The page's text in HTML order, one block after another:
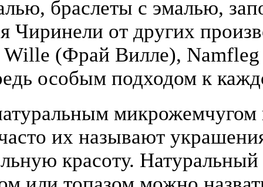
браслеты с эмалью,
Чиринели от других
Wille (Фрай Вилле),
особым подходом к
микрожемчугом
их называют
красоту.